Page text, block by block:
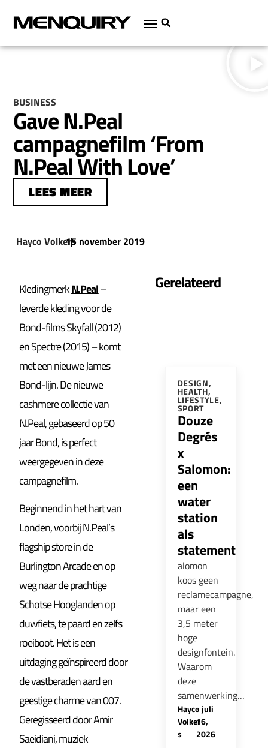
BUSINESS
Gave N.Peal
campagnefilm ‘From
N.Peal With Love’
LEES MEER
Hayco Volkers
|
15 november 2019
KledingmerkN.Peal–
leverde kleding voor de
Bond-films Skyfall (2012)
en Spectre (2015) – komt
met een nieuwe James
Bond-lijn. De nieuwe
cashmere collectie van
N.Peal, gebaseerd op 50
jaar Bond, is perfect
weergegeven in deze
campagnefilm.
Beginnend in het hart van
Londen, voorbij N.Peal’s
flagship store in de
Burlington Arcade en op
weg naar de prachtige
Schotse Hooglanden op
duwfiets, te paard en zelfs
roeiboot. Het is een
uitdaging geïnspireerd door
de vastberaden aard en
geestige charme van 007.
Geregisseerd door Amir
Saeidiani, muziek
Gerelateerd
DESIGN,
HEALTH,
LIFESTYLE,
SPORT
Douze
Degrés
x
Salomon:
een
water
station
als
statement
alomon
koos geen
reclamecampagne,
maar een
3,5 meter
hoge
designfontein.
Waarom
deze
samenwerking…
Hayco
Volker
s
-juli
16,
2026